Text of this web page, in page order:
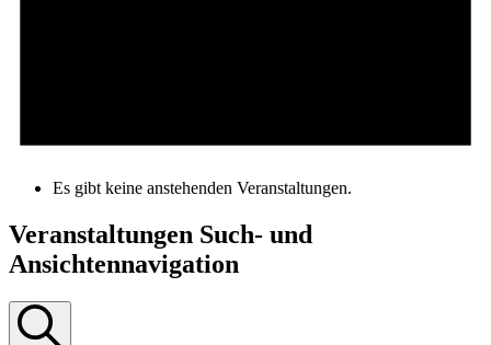
Es gibt keine anstehenden Veranstaltungen.
Veranstaltungen Such- und
Ansichtennavigation